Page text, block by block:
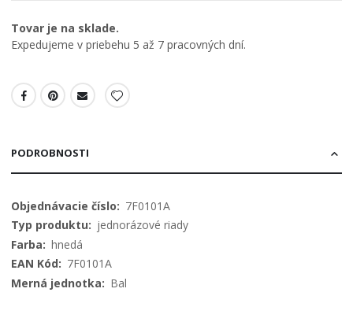
Tovar je na sklade.
Expedujeme v priebehu 5 až 7 pracovných dní.
PODROBNOSTI
Viac
informácií
7F0101A
jednorázové riady
hnedá
7F0101A
Bal